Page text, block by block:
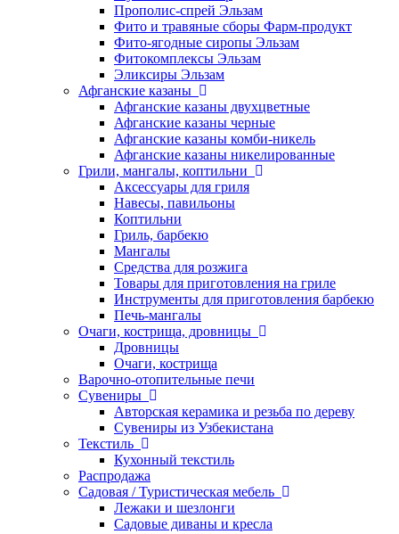
Прополис-спрей Эльзам
Фито и травяные сборы Фарм-продукт
Фито-ягодные сиропы Эльзам
Фитокомплексы Эльзам
Эликсиры Эльзам
Афганские казаны
Афганские казаны двухцветные
Афганские казаны черные
Афганские казаны комби-никель
Афганские казаны никелированные
Грили, мангалы, коптильни
Аксессуары для гриля
Навесы, павильоны
Коптильни
Гриль, барбекю
Мангалы
Средства для розжига
Товары для приготовления на гриле
Инструменты для приготовления барбекю
Печь-мангалы
Очаги, кострища, дровницы
Дровницы
Очаги, кострища
Варочно-отопительные печи
Сувениры
Авторская керамика и резьба по дереву
Сувениры из Узбекистана
Текстиль
Кухонный текстиль
Распродажа
Садовая / Туристическая мебель
Лежаки и шезлонги
Садовые диваны и кресла